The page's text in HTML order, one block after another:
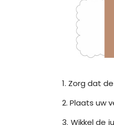
1. Zorg dat
2. Plaats uw
3. Wikkel de